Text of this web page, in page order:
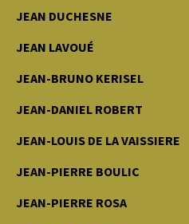
JEAN DUCHESNE
JEAN LAVOUÉ
JEAN-BRUNO KERISEL
JEAN-DANIEL ROBERT
JEAN-LOUIS DE LA VAISSIERE
JEAN-PIERRE BOULIC
JEAN-PIERRE ROSA